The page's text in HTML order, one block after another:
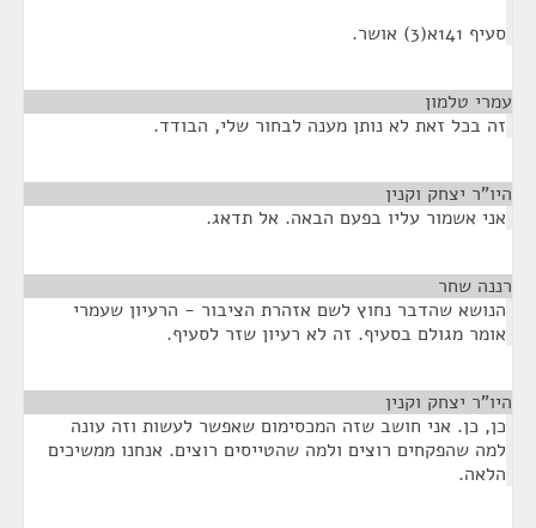
סעיף 141א(3) אושר.
עמרי טלמון
זה בכל זאת לא נותן מענה לבחור שלי, הבודד.
היו"ר יצחק וקנין
אני אשמור עליו בפעם הבאה. אל תדאג.
רננה שחר
הנושא שהדבר נחוץ לשם אזהרת הציבור - הרעיון שעמרי
אומר מגולם בסעיף. זה לא רעיון שזר לסעיף.
היו"ר יצחק וקנין
כן, כן. אני חושב שזה המכסימום שאפשר לעשות וזה עונה
למה שהפקחים רוצים ולמה שהטייסים רוצים. אנחנו ממשיכים
הלאה.